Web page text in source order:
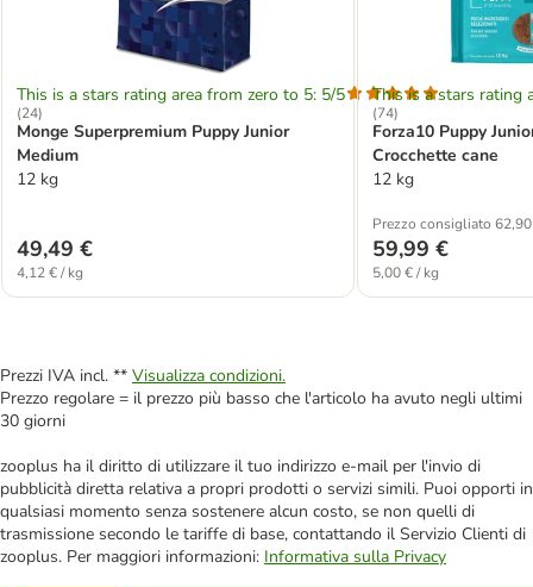
This is a stars rating area from zero to 5: 5/5
(24)
Monge Superpremium Puppy Junior
Medium
12 kg
49,49 €
4,12 € / kg
This is a stars rating
(74)
Forza10 Puppy
Crocchette cane
12 kg
Prezzo consigliato
59,99 €
5,00 € / kg
Prezzi IVA incl. ** Visualizza condizioni.
Prezzo regolare = il prezzo più basso che l'articolo ha avuto negli ultimi
30 giorni
zooplus ha il diritto di utilizzare il tuo indirizzo e-mail per l'invio di
pubblicità diretta relativa a propri prodotti o servizi simili. Puoi opporti in
qualsiasi momento senza sostenere alcun costo, se non quelli di
trasmissione secondo le tariffe di base, contattando il Servizio Clienti di
zooplus. Per maggiori informazioni: Informativa sulla Privacy